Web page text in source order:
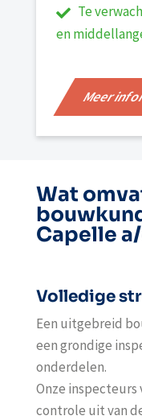
Te
en
Meer
Wat
Capelle
Volledige
Een uitgebreid
een grondige
onderdelen.
Onze inspecteurs
controle uit van